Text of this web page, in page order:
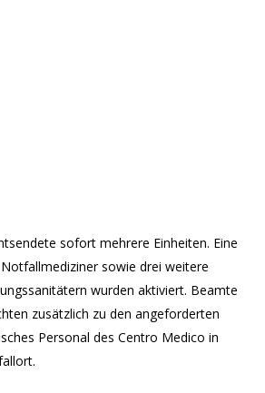
sofort mehrere Einheiten. Eine
sowie drei weitere
wurden aktiviert. Beamte
zusätzlich zu den angeforderten
Personal des Centro Medico in